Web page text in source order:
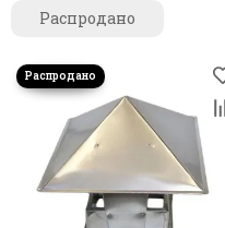
Распродано